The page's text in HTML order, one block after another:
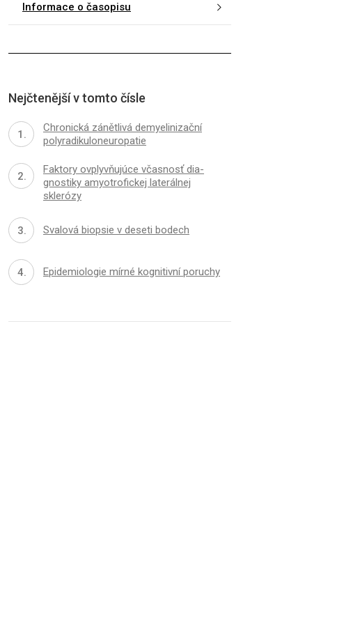
Informace o časopisu
Nejčtenější v tomto čísle
Chronická zánětlivá demyelinizační
polyradikuloneuropatie
Faktory ovplyvňujúce včasnosť dia­
gnostiky amyotrofickej laterálnej
sklerózy
Svalová bio­psie v deseti bodech
Epidemiologie mírné kognitivní poruchy